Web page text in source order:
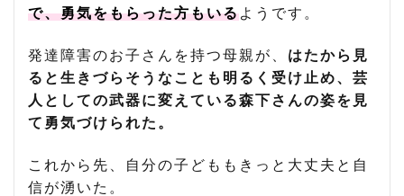
で、勇気をもらった方もいる ようです。
発達障害のお子さんを持つ母親が、 はたから見
ると生きづらそうなことも明るく受け止め、芸
人としての武器に変えている森下さんの姿を見
て勇気づけられた。
これから先、自分の子どももきっと大丈夫と自
信が湧いた。